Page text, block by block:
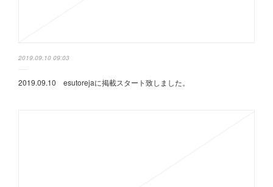
2019.09.10 09:03
2019.09.10 esutorejaに掲載スタート致しました。